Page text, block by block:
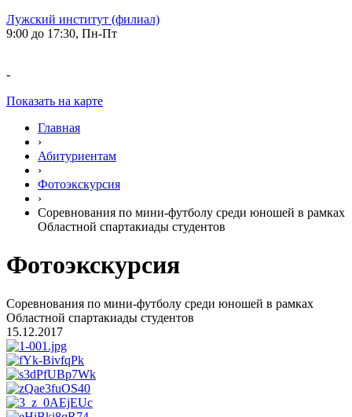
Лужский институт (филиал)
9:00 до 17:30, Пн-Пт
-
Показать на карте
Главная
›
Абитуриентам
›
Фотоэкскурсия
›
Соревнования по мини-футболу среди юношей в рамках
Областной спартакиады студентов
Фотоэкскурсия
Соревнования по мини-футболу среди юношей в рамках
Областной спартакиады студентов
15.12.2017